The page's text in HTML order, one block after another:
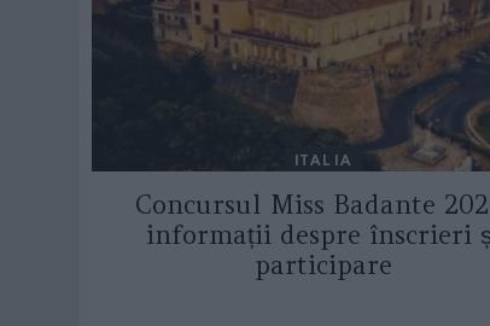
ITALIA
Concursul Miss Badante
informații despre înscrieri
participare